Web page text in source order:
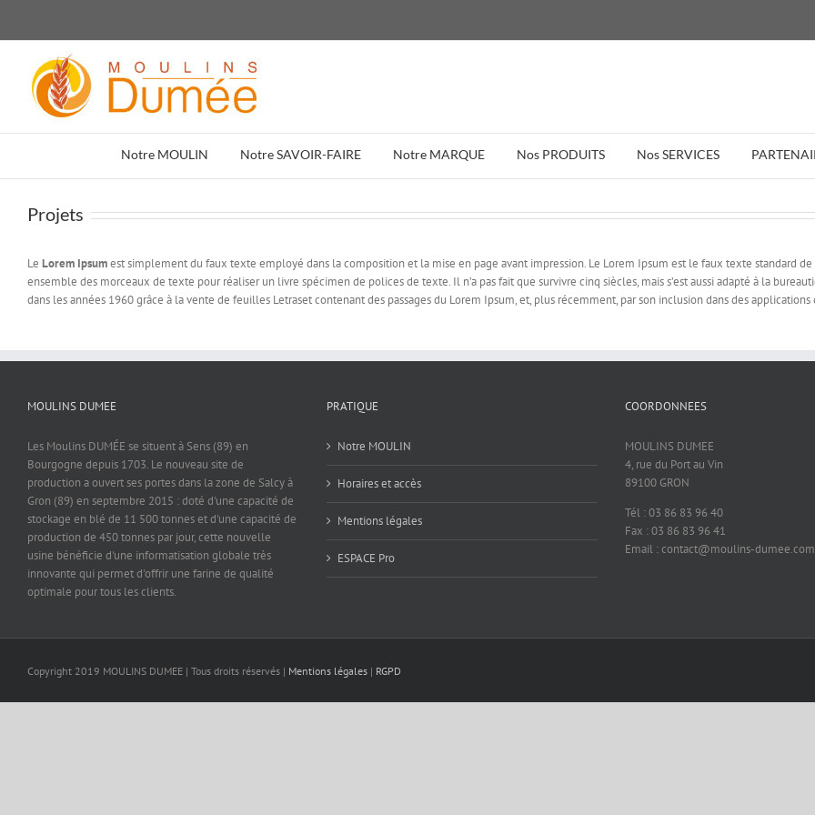
contenu
Notre MOULIN Notre SAVOIR-FAIRE Notre MARQUE Nos PRODUITS Nos SERVICES
Projets
Le Lorem Ipsumest simplement du faux texte employé dans la composition et la mise en page avant impression. Le Lorem Ipsum est le faux texte standard
ensemble des morceaux de texte pour réaliser un livre spécimen de polices de texte. Il n’a pas fait que survivre cinq siècles, mais s’est aussi adapté à la
dans les années 1960 grâce à la vente de feuilles Letraset contenant des passages du Lorem Ipsum, et, plus récemment, par son inclusion dans des
MOULINS DUMEE
Les Moulins DUMÉE se situent à Sens (89) en
Bourgogne depuis 1703. Le nouveau site de
production a ouvert ses portes dans la zone de Salcy à
Gron (89) en septembre 2015 : doté d'une capacité de
stockage en blé de 11 500 tonnes et d'une capacité de
production de 450 tonnes par jour, cette nouvelle
usine bénéficie d'une informatisation globale très
innovante qui permet d'offrir une farine de qualité
optimale pour tous les clients.
PRATIQUE
Notre MOULIN
Horaires et accès
Mentions légales
ESPACE Pro
COORDONNEES
MOULINS DUMEE
4, rue du Port au Vin
89100 GRON
Tél : 03 86 83 96 40
Fax : 03 86 83 96 41
Email : contact@moulins-dumee.com
Copyright 2019 MOULINS DUMEE | Tous droits réservés | Mentions légales | RGPD